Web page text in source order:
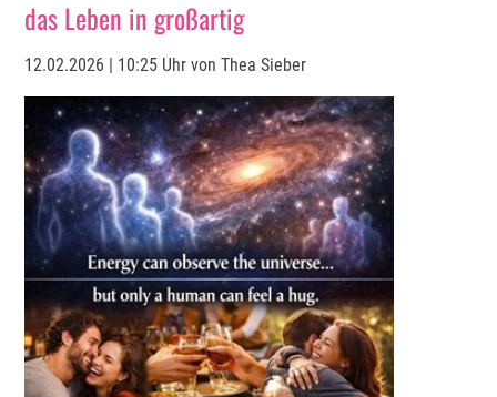
das Leben in großartig
12.02.2026 | 10:25 Uhr von Thea Sieber